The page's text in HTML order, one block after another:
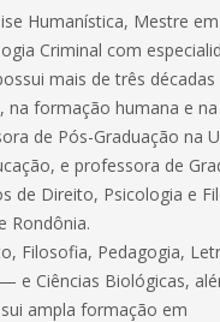
Humanística, Mestre
Criminal com
mais de três
na formação humana e
de Pós-Graduação na
e professora de
de Direito, Psicologia e
Rondônia.
Filosofia, Pedagogia,
e Ciências Biológicas,
ampla formação em